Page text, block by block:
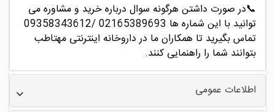
📞در صورت داشتن هرگونه سوال درباره خرید و مشاوره می
توانید با این شماره ها 02165389693
/09358343612
تماس بگیرید تا همکاران ما در داروخانه اینترنتی مهتاطب
بتوانند شما را راهنمایی کنند.
اطلاعات عمومی